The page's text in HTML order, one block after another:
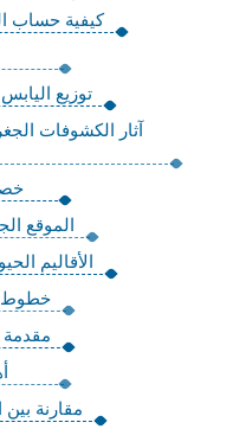
كيفية حساب
توزيع
آثار الكشوفات
الموقع
الأقاليم
خطوط
مقدمة
مقارنة بين